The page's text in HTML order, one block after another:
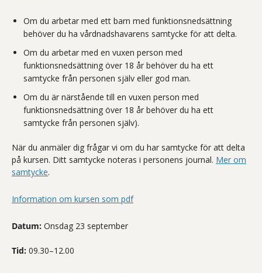
Om du arbetar med ett barn med funktionsnedsättning
behöver du ha vårdnadshavarens samtycke för att delta.
Om du arbetar med en vuxen person med
funktionsnedsättning över 18 år behöver du ha ett
samtycke från personen själv eller god man.
Om du är närstående till en vuxen person med
funktionsnedsättning över 18 år behöver du ha ett
samtycke från personen själv).
När du anmäler dig frågar vi om du har samtycke för att delta
på kursen. Ditt samtycke noteras i personens journal. Mer om
samtycke.
Information om kursen som pdf
Datum: Onsdag 23 september
Tid: 09.30–12.00